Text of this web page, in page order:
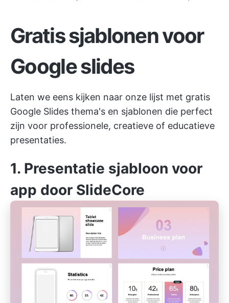
Gratis sjablonen voor
Google slides
Laten we eens kijken naar onze lijst met gratis
Google Slides thema's en sjablonen die perfect
zijn voor professionele, creatieve of educatieve
presentaties.
1. Presentatie sjabloon voor
app door SlideCore